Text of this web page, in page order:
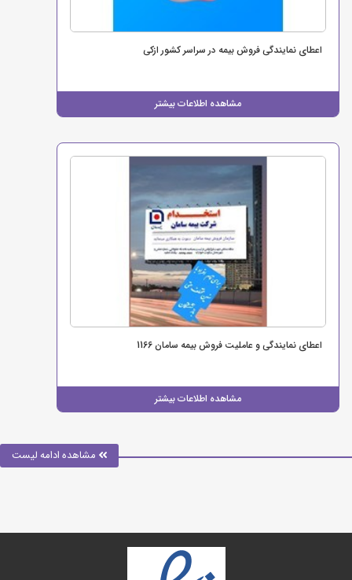
اعطای نمایندگی فروش بیمه در سراسر کشور ازکی
مشاهده اطلاعات بیشتر
اعطای نمایندگی و عاملیت فروش بیمه سامان 1166
مشاهده اطلاعات بیشتر
مشاهده ادامه لیست